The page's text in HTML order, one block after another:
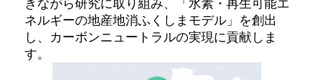
きながら研究に取り組み、「水素・再生可能エ
ネルギーの地産地消ふくしまモデル」を創出
し、カーボンニュートラルの実現に貢献しま
す。